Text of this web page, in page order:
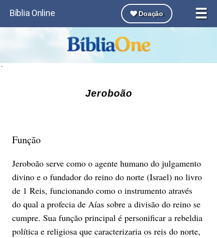
☰
Bíblia Online Doação
´
Jeroboão
Função
Jeroboão serve como o agente humano do julgamento
divino e o fundador do reino do norte (Israel) no livro
de 1 Reis, funcionando como o instrumento através
do qual a profecia de Aías sobre a divisão do reino se
cumpre. Sua função principal é personificar a rebeldia
política e religiosa que caracterizaria os reis do norte,